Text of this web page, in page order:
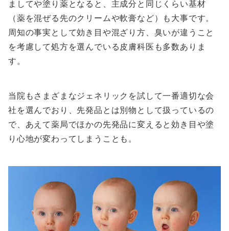
ましてや塗り薬となると、主成分と同じくらい基材
（薬を混ぜる先のクリームや軟膏など）も大事です。
周知の事実として効き目や混ざり方、臭いが違うこと
を考慮して処方を選んでいる皮膚科医も多数ありま
す。
当院もさまざまなジェネリックを試して一番適切な会
社を選んでおり、先発品とは別物として扱っているの
で、あえて薬局でほかの先発品に変えると効き目や塗
り心地が変わってしまうことも。